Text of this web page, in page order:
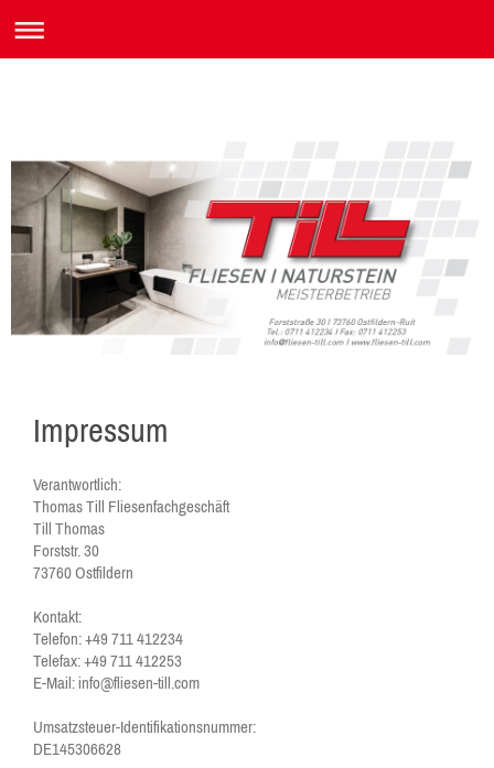
Impressum
Verantwortlich:
Thomas Till Fliesenfachgeschäft
Till Thomas
Forststr. 30
73760 Ostfildern
Kontakt:
Telefon: +49 711 412234
Telefax: +49 711 412253
E-Mail: info@fliesen-till.com
Umsatzsteuer-Identifikationsnummer:
DE145306628